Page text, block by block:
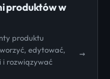
produktów w
produktu
edytować,
i rozwiązywać
→